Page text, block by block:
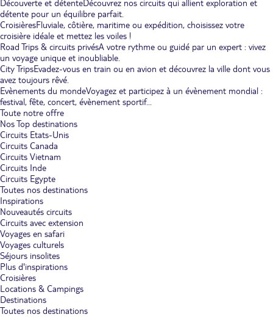
Découverte et détenteDécouvrez nos circuits qui allient exploration et
détente pour un équilibre parfait.
CroisièresFluviale, côtière, maritime ou expédition, choisissez votre
croisière idéale et mettez les voiles !
Road Trips & circuits privésA votre rythme ou guidé par un expert : vivez
un voyage unique et inoubliable.
City TripsEvadez-vous en train ou en avion et découvrez la ville dont vous
avez toujours rêvé.
Evènements du mondeVoyagez et participez à un évènement mondial :
festival, fête, concert, évènement sportif...
Toute notre offre
Nos Top destinations
Circuits Etats-Unis
Circuits Canada
Circuits Vietnam
Circuits Inde
Circuits Egypte
Toutes nos destinations
Inspirations
Nouveautés circuits
Circuits avec extension
Voyages en safari
Voyages culturels
Séjours insolites
Plus d'inspirations
Croisières
Locations & Campings
Destinations
Toutes nos destinations